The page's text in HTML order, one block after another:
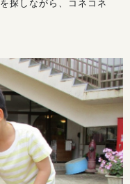
を探しながら、コネコネ